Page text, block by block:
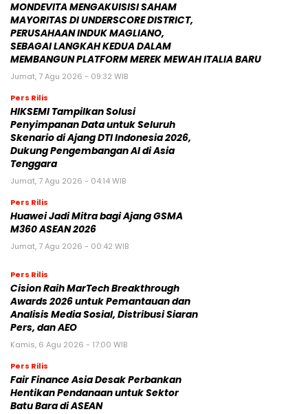
MONDEVITA MENGAKUISISI SAHAM
MAYORITAS DI UNDERSCORE DISTRICT,
PERUSAHAAN INDUK MAGLIANO,
SEBAGAI LANGKAH KEDUA DALAM
MEMBANGUN PLATFORM MEREK MEWAH ITALIA BARU
Jumat, 7 Agu 2026 - 09:32 WIB
Pers Rilis
HIKSEMI Tampilkan Solusi
Penyimpanan Data untuk Seluruh
Skenario di Ajang DTI Indonesia 2026,
Dukung Pengembangan AI di Asia
Tenggara
Jumat, 7 Agu 2026 - 04:14 WIB
Pers Rilis
Huawei Jadi Mitra bagi Ajang GSMA
M360 ASEAN 2026
Jumat, 7 Agu 2026 - 00:42 WIB
Pers Rilis
Cision Raih MarTech Breakthrough
Awards 2026 untuk Pemantauan dan
Analisis Media Sosial, Distribusi Siaran
Pers, dan AEO
Kamis, 6 Agu 2026 - 17:00 WIB
Pers Rilis
Fair Finance Asia Desak Perbankan
Hentikan Pendanaan untuk Sektor
Batu Bara di ASEAN